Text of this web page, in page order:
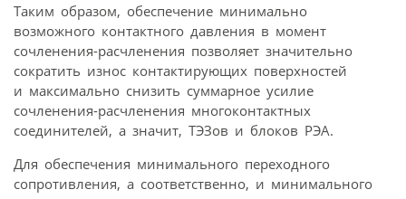
Таким образом, обеспечение минимально
возможного контактного давления в момент
сочленения-расчленения позволяет значительно
сократить износ контактирующих поверхностей
и максимально снизить суммарное усилие
сочленения-расчленения многоконтактных
соединителей, а значит, ТЭЗов и блоков РЭА.
Для обеспечения минимального переходного
сопротивления, а соответственно, и минимального